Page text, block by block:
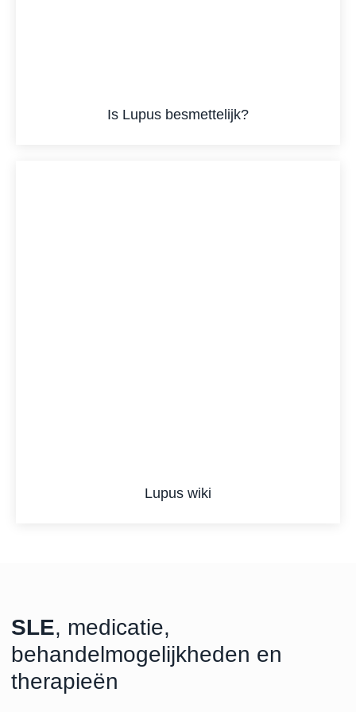
Is Lupus besmettelijk?
Lupus wiki
SLE, medicatie,
behandelmogelijkheden en
therapieën